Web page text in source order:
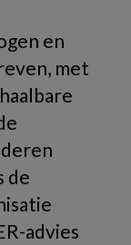
en
met
de
advies